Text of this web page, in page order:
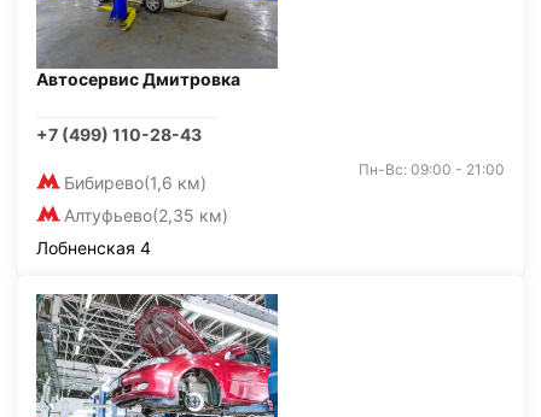
Автосервис Дмитровка
+7 (499) 110-28-43
Бибирево(1,6 км)
Алтуфьево(2,35 км)
Пн-Вс: 09:00 - 21:00
Лобненская 4